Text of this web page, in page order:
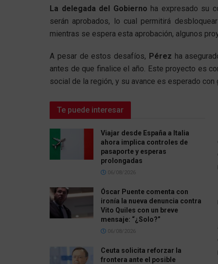
La delegada del Gobierno ha expresado su
serán aprobados, lo cual permitirá
mientras se espera esta aprobación, algunos
A pesar de estos desafíos, Pérez ha
antes de que finalice el año. Este proyecto es
social de la región, y su avance es esperado
Te puede interesar
Viajar desde España a Italia
ahora implica controles de
pasaporte y esperas
prolongadas
06/08/2026
Óscar Puente comenta con
ironía la nueva denuncia contra
Vito Quiles con un breve
mensaje: “¿Solo?”
06/08/2026
Ceuta solicita reforzar la
frontera ante el posible